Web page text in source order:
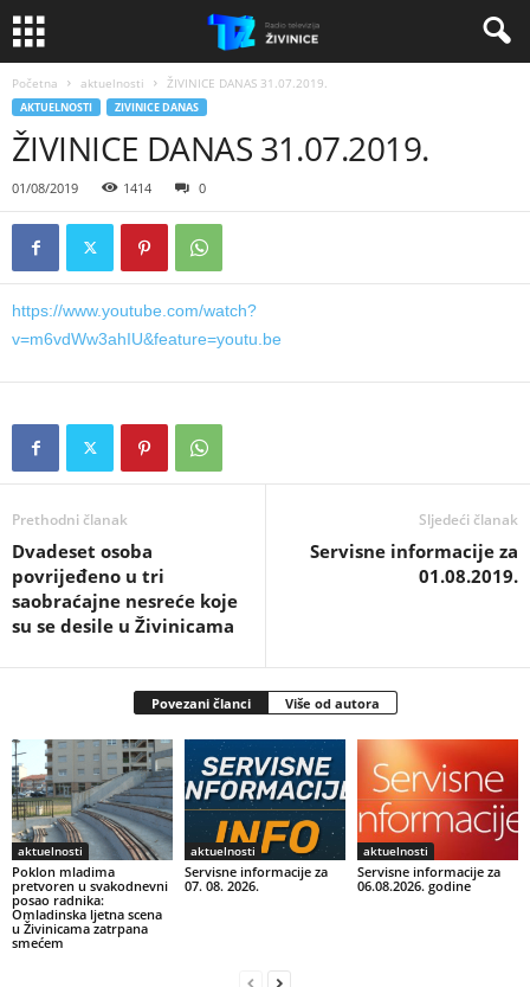
Početna aktuelnosti ŽIVINICE DANAS 31.07.2019.
AKTUELNOSTI ZIVINICE DANAS
ŽIVINICE DANAS 31.07.2019.
01/08/2019 1414 0
https://www.youtube.com/watch?
v=m6vdWw3ahIU&feature=youtu.be
Prethodni članak
Dvadeset osoba
povrijeđeno u tri
saobraćajne nesreće koje
su se desile u Živinicama
Sljedeći članak
Servisne informacije za
01.08.2019.
Povezani članci Više od autora
aktuelnosti
Poklon mladima
pretvoren u svakodnevni
posao radnika:
Omladinska ljetna scena
u Živinicama zatrpana
smećem
aktuelnosti
Servisne informacije za
07. 08. 2026.
aktuelnosti
Servisne informacije za
06.08.2026. godine